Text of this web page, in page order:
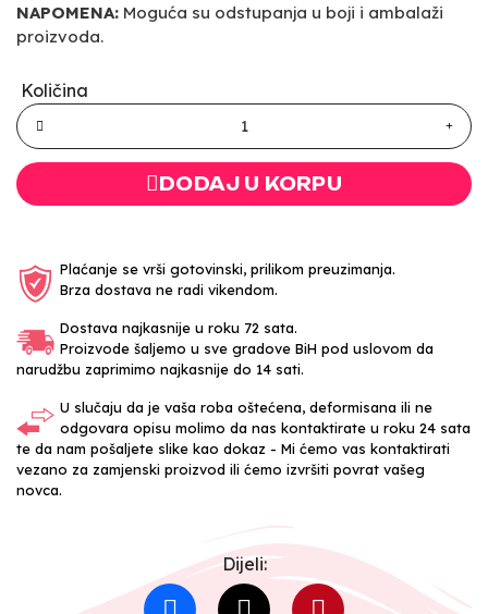
NAPOMENA: Moguća su odstupanja u boji i ambalaži
proizvoda.
Količina
DODAJ U KORPU
Plaćanje se vrši gotovinski, prilikom preuzimanja.
Brza dostava ne radi vikendom.
Dostava najkasnije u roku 72 sata.
Proizvode šaljemo u sve gradove BiH pod uslovom da
narudžbu zaprimimo najkasnije do 14 sati.
U slučaju da je vaša roba oštećena, deformisana ili ne
odgovara opisu molimo da nas kontaktirate u roku 24 sata
te da nam pošaljete slike kao dokaz - Mi ćemo vas kontaktirati
vezano za zamjenski proizvod ili ćemo izvršiti povrat vašeg
novca.
Dijeli: